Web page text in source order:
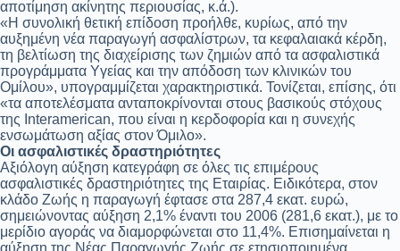
αποτίμηση ακίνητης περιουσίας, κ.ά.).
«Η συνολική θετική επίδοση προήλθε, κυρίως, από την
αυξημένη νέα παραγωγή ασφαλίστρων, τα κεφαλαιακά κέρδη,
τη βελτίωση της διαχείρισης των ζημιών από τα ασφαλιστικά
προγράμματα Yγείας και την απόδοση των κλινικών του
Ομίλου», υπογραμμίζεται χαρακτηριστικά. Τονίζεται, επίσης, ότι
«τα αποτελέσματα ανταποκρίνονται στους βασικούς στόχους
της Interamerican, που είναι η κερδοφορία και η συνεχής
ενσωμάτωση αξίας στον Όμιλο».
Οι ασφαλιστικές δραστηριότητες
Αξιόλογη αύξηση κατεγράφη σε όλες τις επιμέρους
ασφαλιστικές δραστηριότητες της Εταιρίας. Ειδικότερα, στον
κλάδο Ζωής η παραγωγή έφτασε στα 287,4 εκατ. ευρώ,
σημειώνοντας αύξηση 2,1% έναντι του 2006 (281,6 εκατ.), με το
μερίδιο αγοράς να διαμορφώνεται στο 11,4%. Επισημαίνεται η
αύξηση της Νέας Παραγωγής Ζωής σε ετησιοποιημένα